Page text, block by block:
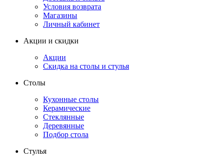
Условия возврата
Магазины
Личный кабинет
Акции и скидки
Акции
Скидка на столы и стулья
Столы
Кухонные столы
Керамические
Стеклянные
Деревянные
Подбор стола
Стулья